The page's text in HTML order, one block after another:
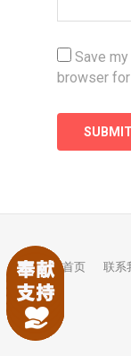
Save
browser
首页 联系